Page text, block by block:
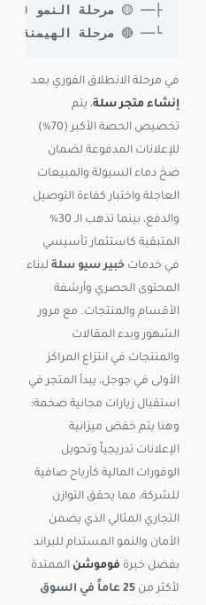
├── 🟡 مرحلة النمو (بعد
└── 🔴 مرحلة الهيمنة
في مرحلة الانطلاق الفوري بعد
إنشاء متجر سلة، يتم
تخصيص الحصة الأكبر (70%)
للإعلانات المدفوعة لضمان
ضخ دماء السيولة والمبيعات
العاجلة واختبار كفاءة التوصيل
والدفع، بينما تذهب الـ 30%
المتبقية كاستثمار تأسيسي
في خدمات خبير سيو سلة لبناء
المحتوى الحصري وأرشفة
الأقسام والمنتجات. مع مرور
الشهور وبدء المقالات
والمنتجات في انتزاع المراكز
الأولى في جوجل، يبدأ المتجر في
استقبال زيارات مجانية ضخمة؛
وهنا يتم خفض ميزانية
الإعلانات تدريجياً وتحويل
الوفورات المالية كأرباح صافية
للشركة، مما يحقق التوازن
التجاري المثالي الذي يضمن
الأمان والنمو المستدام للبراند
بفضل خبرة فوموشن الممتدة
لأكثر من
25 عاماً في السوق